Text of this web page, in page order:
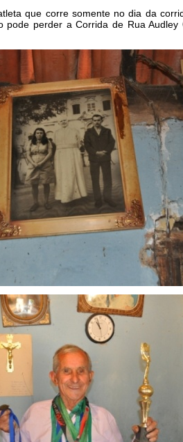
que corre somente no dia da
pode perder a Corrida de Rua Audley